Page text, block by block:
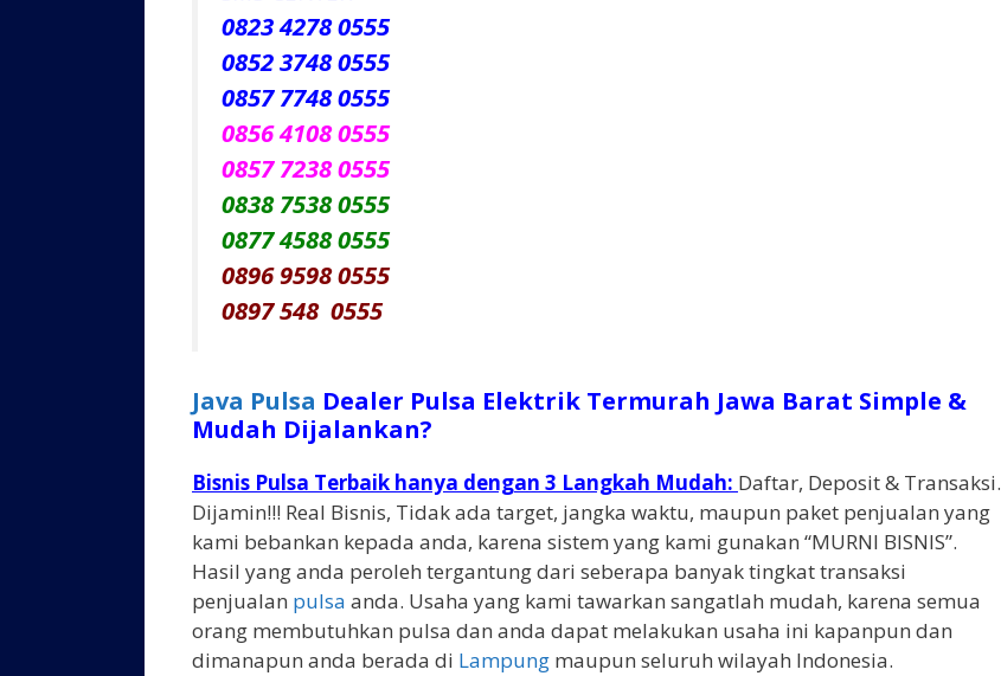
0823 4278 0555
0852 3748 0555
0857 7748 0555
0856 4108 0555
0857 7238 0555
0838 7538 0555
0877 4588 0555
0896 9598 0555
0897 548 0555
Java Pulsa Dealer Pulsa Elektrik Termurah Jawa Barat Simple &
Mudah Dijalankan?
Bisnis Pulsa Terbaik hanya dengan 3 Langkah Mudah: Daftar, Deposit & Transaksi.
Dijamin!!! Real Bisnis, Tidak ada target, jangka waktu, maupun paket penjualan yang
kami bebankan kepada anda, karena sistem yang kami gunakan “MURNI BISNIS”.
Hasil yang anda peroleh tergantung dari seberapa banyak tingkat transaksi
penjualan pulsa anda. Usaha yang kami tawarkan sangatlah mudah, karena semua
orang membutuhkan pulsa dan anda dapat melakukan usaha ini kapanpun dan
dimanapun anda berada di Lampung maupun seluruh wilayah Indonesia.